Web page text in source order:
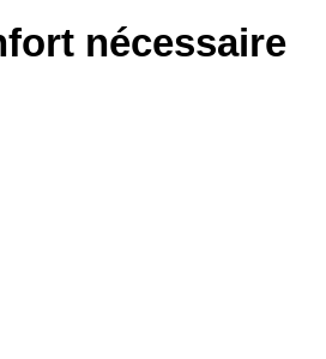
nécessaire